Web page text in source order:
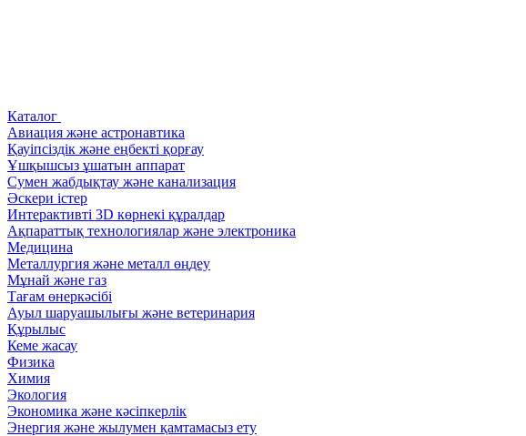
Каталог
Авиация және астронавтика
Қауіпсіздік және еңбекті қорғау
Ұшқышсыз ұшатын аппарат
Сумен жабдықтау және канализация
Әскери істер
Интерактивті 3D көрнекі құралдар
Ақпараттық технологиялар және электроника
Медицина
Металлургия және металл өңдеу
Мұнай және газ
Тағам өнеркәсібі
Ауыл шаруашылығы және ветеринария
Құрылыс
Кеме жасау
Физика
Химия
Экология
Экономика және кәсіпкерлік
Энергия және жылумен қамтамасыз ету